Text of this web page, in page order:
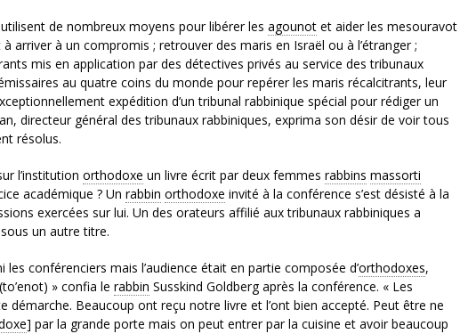
de nombreux moyens pour libérer les agounot et aider les mesouravot
arriver à un compromis ; retrouver des maris en Israël ou à l’étranger ;
mis en application par des détectives privés au service des tribunaux
au quatre coins du monde pour repérer les maris récalcitrants, leur
expédition d’un tribunal rabbinique spécial pour rédiger un
directeur général des tribunaux rabbiniques, exprima son désir de voir tous
résolus.
l’institution orthodoxe un livre écrit par deux femmes rabbins massorti
académique ? Un rabbin orthodoxe invité à la conférence s’est désisté à la
exercées sur lui. Un des orateurs affilié aux tribunaux rabbiniques a
un autre titre.
les conférenciers mais l’audience était en partie composée d’orthodoxes,
» confia le rabbin Susskind Goldberg après la conférence. « Les
démarche. Beaucoup ont reçu notre livre et l’ont bien accepté. Peut être ne
] par la grande porte mais on peut entrer par la cuisine et avoir beaucoup